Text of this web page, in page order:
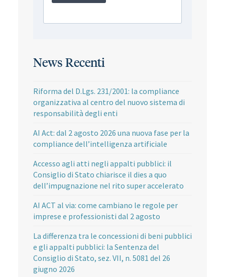
News Recenti
Riforma del D.Lgs. 231/2001: la compliance
organizzativa al centro del nuovo sistema di
responsabilità degli enti
AI Act: dal 2 agosto 2026 una nuova fase per la
compliance dell’intelligenza artificiale
Accesso agli atti negli appalti pubblici: il
Consiglio di Stato chiarisce il dies a quo
dell’impugnazione nel rito super accelerato
AI ACT al via: come cambiano le regole per
imprese e professionisti dal 2 agosto
La differenza tra le concessioni di beni pubblici
e gli appalti pubblici: la Sentenza del
Consiglio di Stato, sez. VII, n. 5081 del 26
giugno 2026